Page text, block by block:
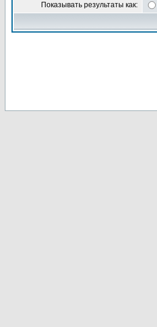
Показывать результаты как: